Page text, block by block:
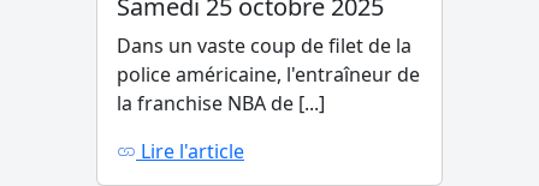
Samedi 25 octobre 2025
Dans un vaste coup de filet de la
police américaine, l'entraîneur de
la franchise NBA de [...]
Lire l'article